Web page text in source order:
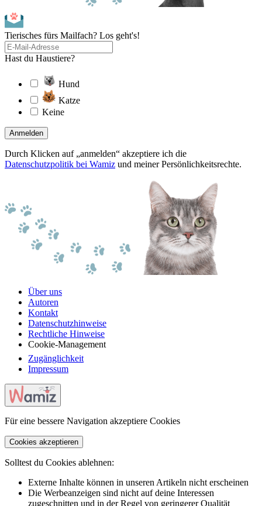
Tierisches fürs Mailfach? Los geht's!
Hast du Haustiere?
Hund
Katze
Keine
Anmelden
Durch Klicken auf „anmelden“ akzeptiere ich die
Datenschutzpolitik bei Wamiz und meiner Persönlichkeitsrechte.
Über uns
Autoren
Kontakt
Datenschutzhinweise
Rechtliche Hinweise
Cookie-Management
Zugänglichkeit
Impressum
Für eine bessere Navigation akzeptiere Cookies
Cookies akzeptieren
Solltest du Cookies ablehnen:
Externe Inhalte können in unseren Artikeln nicht erscheinen
Die Werbeanzeigen sind nicht auf deine Interessen
zugeschnitten und in der Regel von geringerer Qualität